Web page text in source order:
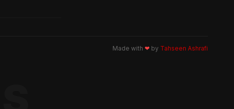
Made with ❤ by Tahseen Ashrafi